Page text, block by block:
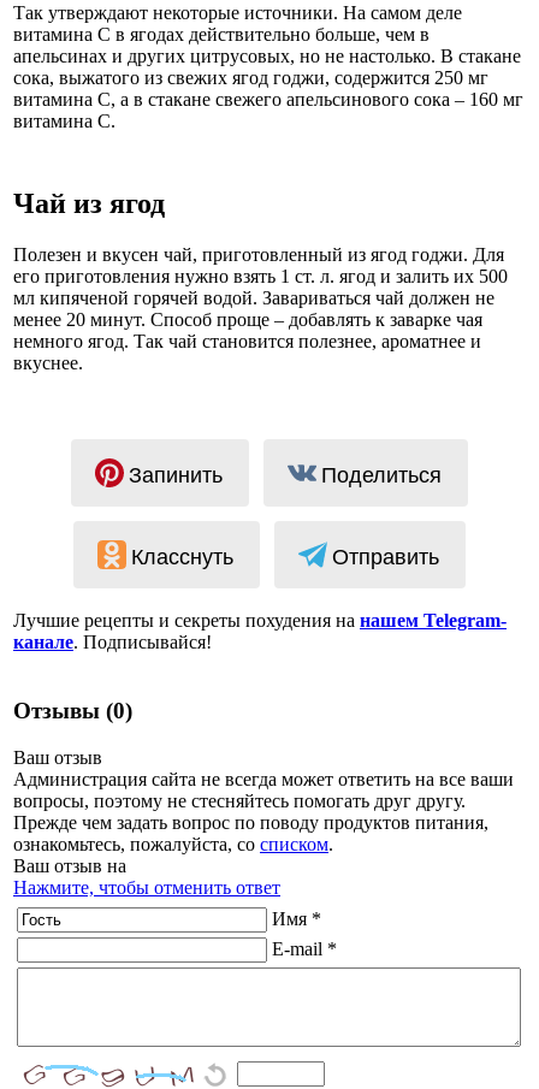
Так утверждают некоторые источники. На самом деле
витамина С в ягодах действительно больше, чем в
апельсинах и других цитрусовых, но не настолько. В стакане
сока, выжатого из свежих ягод годжи, содержится 250 мг
витамина С, а в стакане свежего апельсинового сока – 160 мг
витамина С.
Чай из ягод
Полезен и вкусен чай, приготовленный из ягод годжи. Для
его приготовления нужно взять 1 ст. л. ягод и залить их 500
мл кипяченой горячей водой. Завариваться чай должен не
менее 20 минут. Способ проще – добавлять к заварке чая
немного ягод. Так чай становится полезнее, ароматнее и
вкуснее.
Запинить Поделиться
Класснуть Отправить
Лучшие рецепты и секреты похудения на нашем Telegram-
канале. Подписывайся!
Отзывы (0)
Ваш отзыв
Администрация сайта не всегда может ответить на все ваши
вопросы, поэтому не стесняйтесь помогать друг другу.
Прежде чем задать вопрос по поводу продуктов питания,
ознакомьтесь, пожалуйста, со списком.
Ваш отзыв на
Нажмите, чтобы отменить ответ
Имя *
E-mail *